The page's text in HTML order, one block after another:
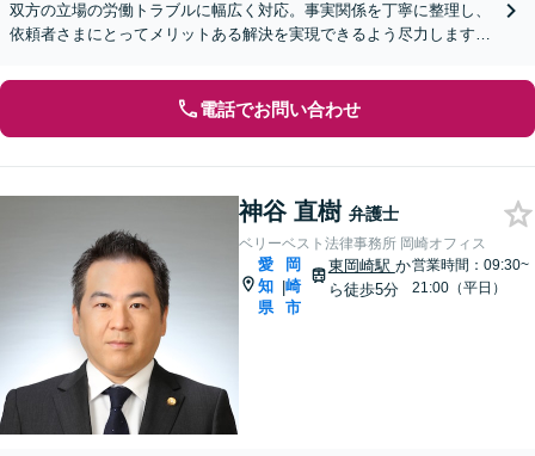
双方の立場の労働トラブルに幅広く対応。事実関係を丁寧に整理し、
依頼者さまにとってメリットある解決を実現できるよう尽力します
電話でお問い合わせ
神谷 直樹 弁護士
ベリーベスト法律事務所 岡崎オフィス
愛
知
県
|
岡
崎
市
東岡崎駅 か
ら徒歩5分
営業時間：09:30~
21:00（平日）